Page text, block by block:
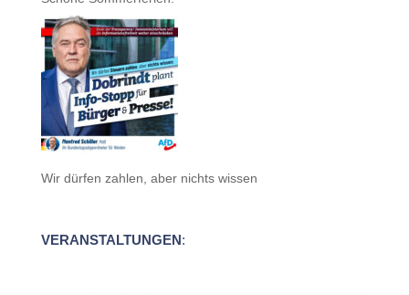
Wir dürfen zahlen, aber nichts wissen
VERANSTALTUNGEN: